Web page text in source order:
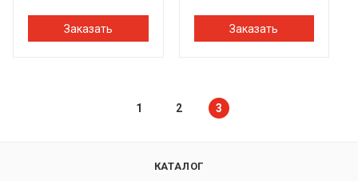
Заказать Заказать
1 2 3
КАТАЛОГ